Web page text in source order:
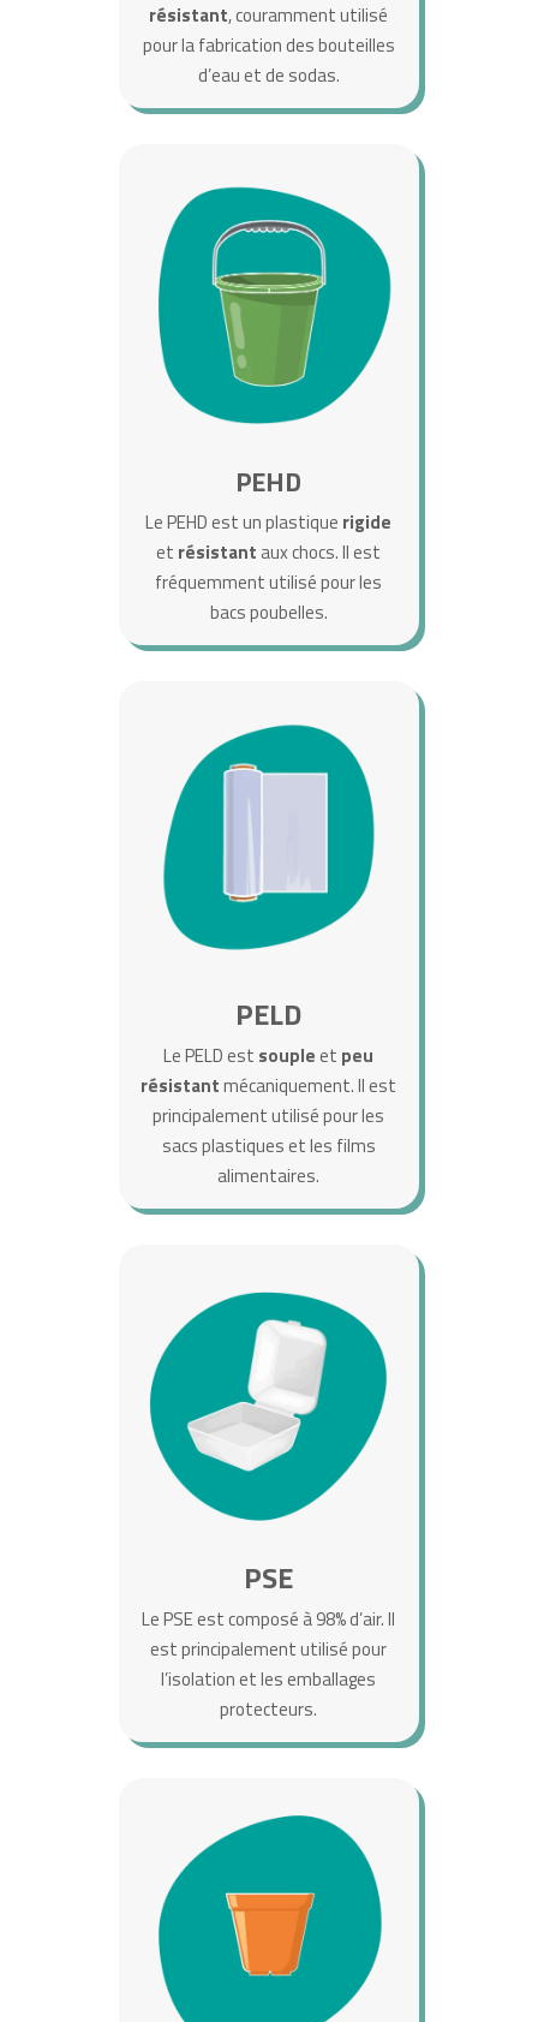
résistant, couramment utilisé
pour la fabrication des bouteilles
d’eau et de sodas.
PEHD
Le PEHD est un plastique rigide
et résistant aux chocs. Il est
fréquemment utilisé pour les
bacs poubelles.
PELD
Le PELD est soupleet peu
résistantmécaniquement. Il est
principalement utilisé pour les
sacs plastiques et les films
alimentaires.
PSE
Le PSE est composé à 98% d’air. Il
est principalement utilisé pour
l’isolation et les emballages
protecteurs.